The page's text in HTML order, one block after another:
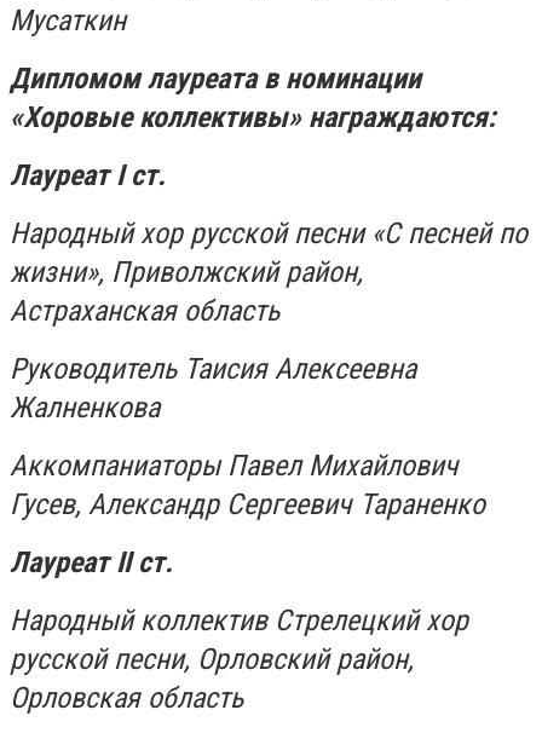
Мусаткин
Дипломом лауреата в номинации
«Хоровые коллективы» награждаются:
ЛауреатIст.
Народный хор русской песни «С песней по
жизни», Приволжский район,
Астраханская область
Руководитель Таисия Алексеевна
Жалненкова
Аккомпаниаторы Павел Михайлович
Гусев, Александр Сергеевич Тараненко
ЛауреатIIст.
Народный коллектив Стрелецкий хор
русской песни, Орловский район,
Орловская область